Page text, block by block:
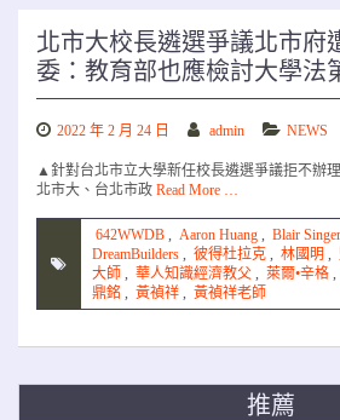
北市大校長遴選爭議北市府
委：教育部也應檢討大學法
2022 年 2 月 24 日 admin NEWS
▲針對台北市立大學新任校長遴選爭議拒不辦
北市大、台北市政 Read More …
642WWDB , Aaron Huang , Blair Singer
DreamBuilders , 彼得杜拉克 , 林國明 ,
大師 , 華人知識經濟教父 , 萊爾•辛格 ,
鼎銘 , 黃禎祥 , 黃禎祥老師
推薦